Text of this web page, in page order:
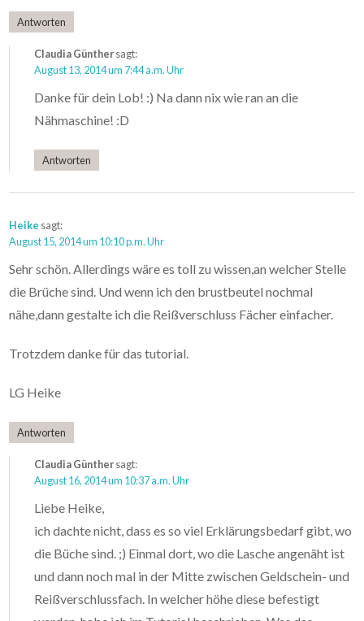
Antworten
Claudia Günthersagt:
August 13, 2014 um 7:44 a.m. Uhr
Danke für dein Lob! :) Na dann nix wie ran an die
Nähmaschine! :D
Antworten
Heike sagt:
August 15, 2014 um 10:10 p.m. Uhr
Sehr schön. Allerdings wäre es toll zu wissen,an welcher Stelle
die Brüche sind. Und wenn ich den brustbeutel nochmal
nähe,dann gestalte ich die Reißverschluss Fächer einfacher.
Trotzdem danke für das tutorial.
LG Heike
Antworten
Claudia Günthersagt:
August 16, 2014 um 10:37 a.m. Uhr
Liebe Heike,
ich dachte nicht, dass es so viel Erklärungsbedarf gibt, wo
die Büche sind. ;) Einmal dort, wo die Lasche angenäht ist
und dann noch mal in der Mitte zwischen Geldschein- und
Reißverschlussfach. In welcher höhe diese befestigt